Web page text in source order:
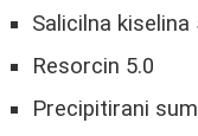
Salicilna kiselina
Resorcin 5.0
Precipitirani